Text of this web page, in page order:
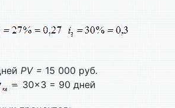
PV = 15 000 руб.
30×3 = 90 дней